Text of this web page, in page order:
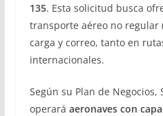
135. Esta solicitud busca
transporte aéreo no regular
carga y correo, tanto en
internacionales.
Según su Plan de Negocios,
operará aeronaves con